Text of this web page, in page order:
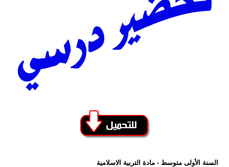
السنة الأولى متوسط - مادة التربية الاسلامية